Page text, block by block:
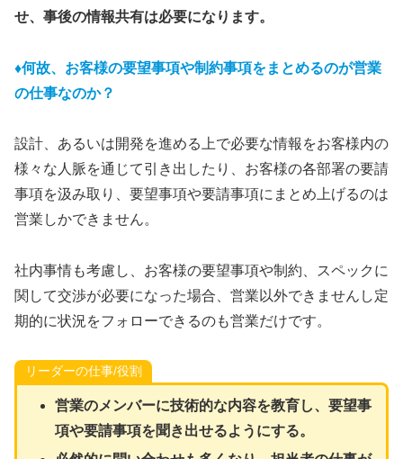
せ、事後の情報共有は必要になります。
♦何故、お客様の要望事項や制約事項をまとめるのが営業
の仕事なのか？
設計、あるいは開発を進める上で必要な情報をお客様内の
様々な人脈を通じて引き出したり、お客様の各部署の要請
事項を汲み取り、要望事項や要請事項にまとめ上げるのは
営業しかできません。
社内事情も考慮し、お客様の要望事項や制約、スペックに
関して交渉が必要になった場合、営業以外できませんし定
期的に状況をフォローできるのも営業だけです。
リーダーの仕事/役割
営業のメンバーに技術的な内容を教育し、要望事
項や要請事項を聞き出せるようにする。